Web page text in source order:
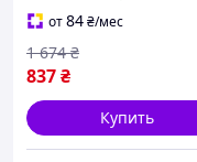
Караоке для детей
от84₴/мес
837₴
1 674 ₴
Купить